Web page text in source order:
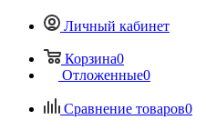
Личный кабинет
Корзина0
Отложенные0
Сравнение товаров0